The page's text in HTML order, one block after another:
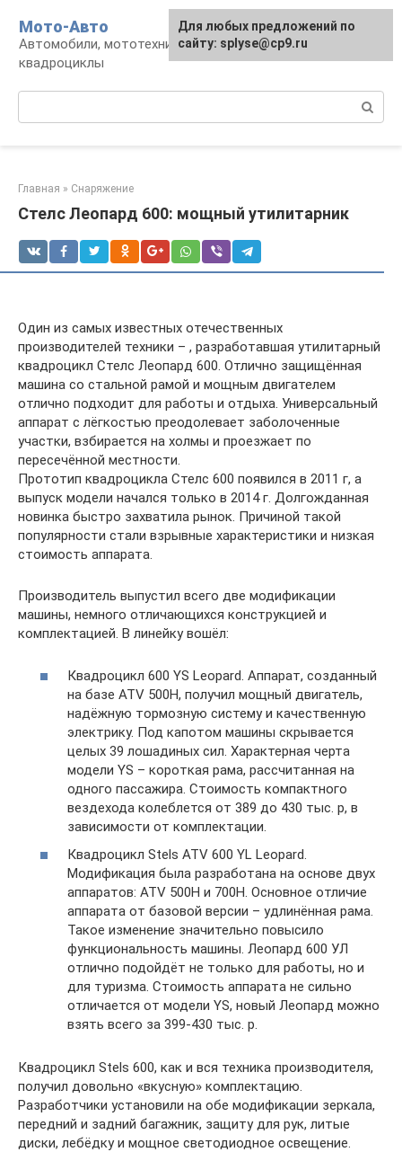
контенту
Мото-Авто
Автомобили, мототехника, снегоходы,
квадроциклы
Главная » Снаряжение
Стелс Леопард 600: мощный утилитарник
Один из самых известных отечественных
производителей техники – , разработавшая утилитарный
квадроцикл Стелс Леопард 600. Отлично защищённая
машина со стальной рамой и мощным двигателем
отлично подходит для работы и отдыха. Универсальный
аппарат с лёгкостью преодолевает заболоченные
участки, взбирается на холмы и проезжает по
пересечённой местности.
Прототип квадроцикла Стелс 600 появился в 2011 г, а
выпуск модели начался только в 2014 г. Долгожданная
новинка быстро захватила рынок. Причиной такой
популярности стали взрывные характеристики и низкая
стоимость аппарата.
Производитель выпустил всего две модификации
машины, немного отличающихся конструкцией и
комплектацией. В линейку вошёл:
Квадроцикл 600 YS Leopard. Аппарат, созданный
на базе ATV 500H, получил мощный двигатель,
надёжную тормозную систему и качественную
электрику. Под капотом машины скрывается
целых 39 лошадиных сил. Характерная черта
модели YS – короткая рама, рассчитанная на
одного пассажира. Стоимость компактного
вездехода колеблется от 389 до 430 тыс. р, в
зависимости от комплектации.
Квадроцикл Stels ATV 600 YL Leopard.
Модификация была разработана на основе двух
аппаратов: ATV 500H и 700H. Основное отличие
аппарата от базовой версии – удлинённая рама.
Такое изменение значительно повысило
функциональность машины. Леопард 600 УЛ
отлично подойдёт не только для работы, но и
для туризма. Стоимость аппарата не сильно
отличается от модели YS, новый Леопард можно
взять всего за 399-430 тыс. р.
Квадроцикл Stels 600, как и вся техника производителя,
получил довольно «вкусную» комплектацию.
Разработчики установили на обе модификации зеркала,
передний и задний багажник, защиту для рук, литые
диски, лебёдку и мощное светодиодное освещение.
Для любых предложений по
сайту: splyse@cp9.ru